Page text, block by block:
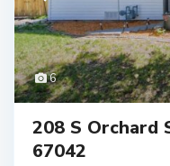
6
208 S Orchard
67042